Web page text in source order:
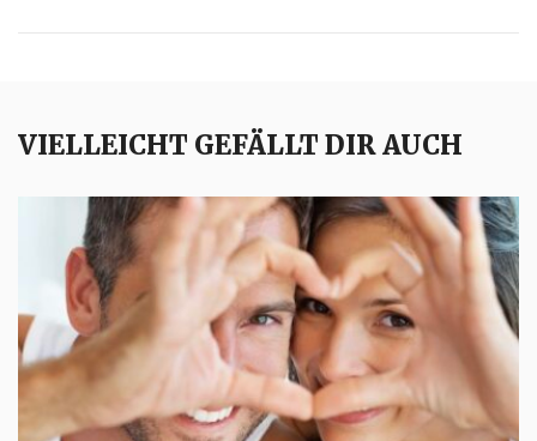
VIELLEICHT GEFÄLLT DIR AUCH